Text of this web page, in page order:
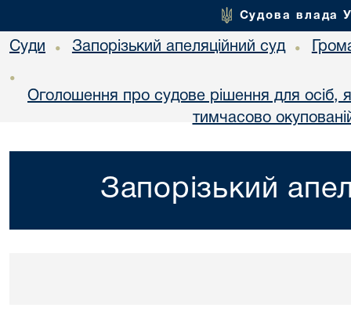
Судова влада
Суди • Запорізький апеляційний суд •
•
Оголошення про судове рішення для осіб,
тимчасово
Запорізький